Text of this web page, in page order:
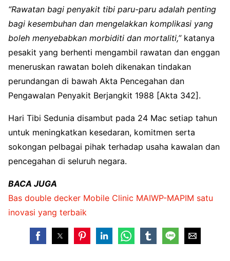
“Rawatan bagi penyakit tibi paru-paru adalah penting
bagi kesembuhan dan mengelakkan komplikasi yang
boleh menyebabkan morbiditi dan mortaliti,”katanya
pesakit yang berhenti mengambil rawatan dan enggan
meneruskan rawatan boleh dikenakan tindakan
perundangan di bawah Akta Pencegahan dan
Pengawalan Penyakit Berjangkit 1988 [Akta 342].
Hari Tibi Sedunia disambut pada 24 Mac setiap tahun
untuk meningkatkan kesedaran, komitmen serta
sokongan pelbagai pihak terhadap usaha kawalan dan
pencegahan di seluruh negara.
BACA JUGA
Bas double decker Mobile Clinic MAIWP-MAPIM satu
inovasi yang terbaik